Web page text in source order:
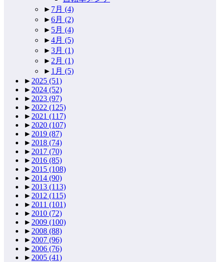
► 7月 (4)
►6月 (2)
► 5月 (4)
►4月 (5)
►3月 (1)
► 2月 (1)
► 1月 (5)
► 2025 (51)
► 2024 (52)
► 2023 (97)
► 2022 (125)
► 2021 (117)
► 2020 (107)
► 2019 (87)
► 2018 (74)
► 2017 (70)
► 2016 (85)
► 2015 (108)
► 2014 (90)
► 2013 (113)
► 2012 (115)
► 2011 (101)
► 2010 (72)
► 2009 (100)
► 2008 (88)
► 2007 (96)
► 2006 (76)
► 2005 (41)